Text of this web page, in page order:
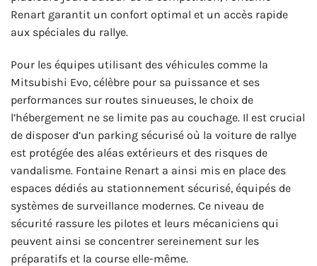
Renart garantit un confort optimal et un accès rapide
aux spéciales du rallye.
Pour les équipes utilisant des véhicules comme la
Mitsubishi Evo, célèbre pour sa puissance et ses
performances sur routes sinueuses, le choix de
l’hébergement ne se limite pas au couchage. Il est crucial
de disposer d’un parking sécurisé où la voiture de rallye
est protégée des aléas extérieurs et des risques de
vandalisme. Fontaine Renart a ainsi mis en place des
espaces dédiés au stationnement sécurisé, équipés de
systèmes de surveillance modernes. Ce niveau de
sécurité rassure les pilotes et leurs mécaniciens qui
peuvent ainsi se concentrer sereinement sur les
préparatifs et la course elle-même.